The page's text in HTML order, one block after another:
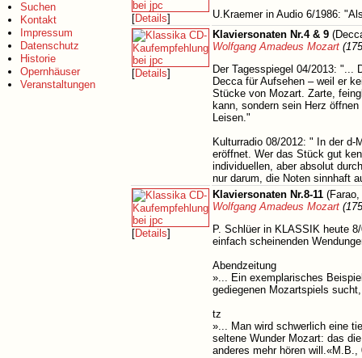
Suchen
Kontakt
Impressum
Datenschutz
Historie
Opernhäuser
Veranstaltungen
[Details]
U.Kraemer in Audio 6/1986:
[Details]
Klaviersonaten Nr.4 & 9
Wolfgang Amadeus Mozart
Der Tagesspiegel 04/2013: "...
Decca für Aufsehen – weil er
Stücke von Mozart. Zarte,
kann, sondern sein Herz
Leisen."
Kulturradio 08/2012: " In der
eröffnet. Wer das Stück gut
individuellen, aber absolut
nur darum, die Noten sinnhaft
[Details]
Klaviersonaten Nr.8-11
Wolfgang Amadeus Mozart
P. Schlüer in KLASSIK heute
einfach scheinenden
Abendzeitung
»... Ein exemplarisches
gediegenen Mozartspiels
tz
»... Man wird schwerlich eine
seltene Wunder Mozart: das
anderes mehr hören will.«M.B.,